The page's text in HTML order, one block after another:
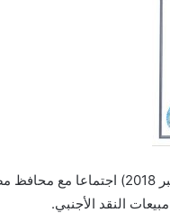
عقد رئيس المجلس الرئاسي “فائز السراج” صباح الأربعاء (19 سبتمبر
النقد الأجنبي.